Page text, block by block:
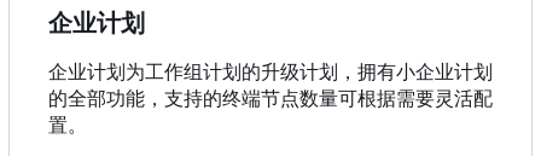
企业计划
企业计划为工作组计划的升级计划，拥有小企业计划
的全部功能，支持的终端节点数量可根据需要灵活配
置。